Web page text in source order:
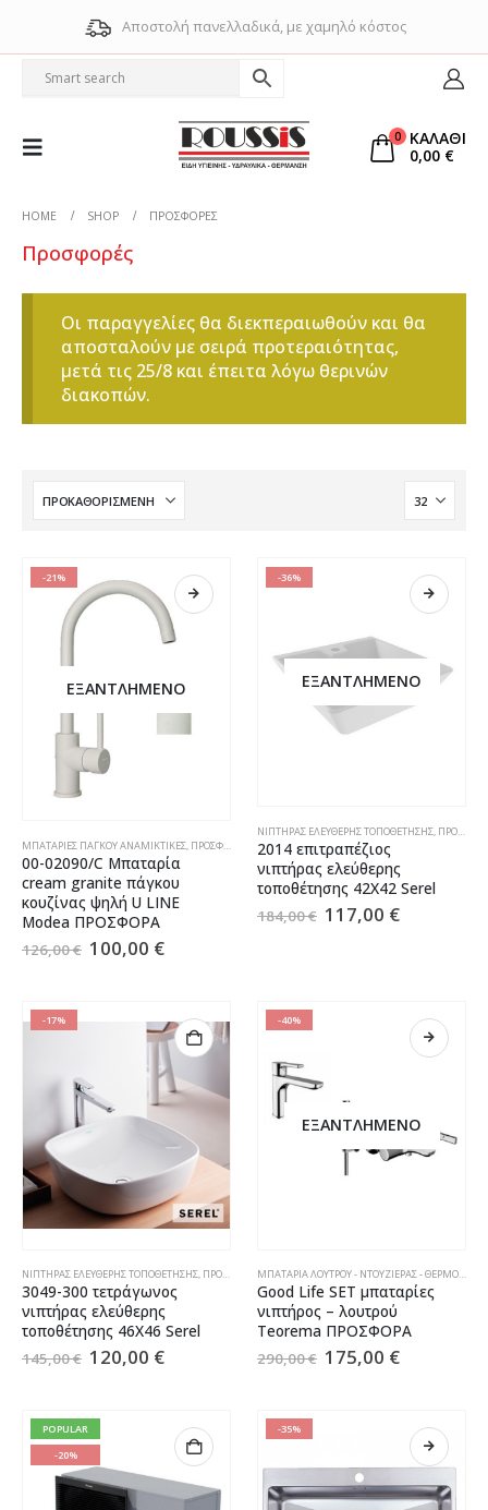
Αποστολή πανελλαδικά, με χαμηλό κόστος
0
ΚΑΛΑΘΙ
0,00 €
HOME SHOP ΠΡΟΣΦΟΡΈΣ
Προσφορές
Οι παραγγελίες θα διεκπεραιωθούν και θα
αποσταλούν με σειρά προτεραιότητας,
μετά τις 25/8 και έπειτα λόγω θερινών
διακοπών.
-21%
ΕΞΑΝΤΛΗΜΈΝΟ
ΜΠΑΤΑΡΊΕΣ ΠΆΓΚΟΥ ΑΝΑΜΙΚΤΙΚΈΣ, ΠΡΟΣΦΟΡΈΣ
00-02090/C Mπαταρία
cream granite πάγκου
κουζίνας ψηλή U LINE
Modea ΠΡΟΣΦΟΡΑ
126,00€ 100,00 €
-36%
ΕΞΑΝΤΛΗΜΈΝΟ
ΝΙΠΤΉΡΑΣ ΕΛΕΎΘΕΡΗΣ ΤΟΠΟΘΈΤΗΣΗΣ, ΠΡΟΣΦΟΡΈΣ
2014 επιτραπέζιος
νιπτήρας ελεύθερης
τοποθέτησης 42Χ42 Serel
184,00€ 117,00 €
-17%
ΝΙΠΤΉΡΑΣ ΕΛΕΎΘΕΡΗΣ ΤΟΠΟΘΈΤΗΣΗΣ, ΠΡΟΣΦΟΡΈΣ
3049-300 τετράγωνος
νιπτήρας ελεύθερης
τοποθέτησης 46Χ46 Serel
145,00€ 120,00 €
-40%
ΕΞΑΝΤΛΗΜΈΝΟ
ΜΠΑΤΑΡΊΑ ΛΟΥΤΡΟΎ - ΝΤΟΥΖΙΈΡΑΣ - ΘΕΡΜΟΣΤΑΤΙΚΈΣ ΜΠΑΤΑΡΊΕΣ
Good Life SET μπαταρίες
νιπτήρος – λουτρού
Teorema ΠΡΟΣΦΟΡΑ
290,00€ 175,00 €
POPULAR
-20%
-35%